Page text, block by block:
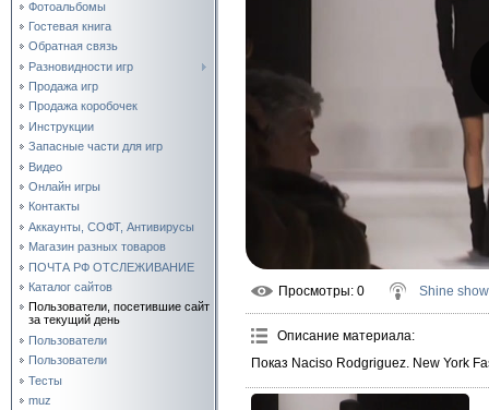
Фотоальбомы
Гостевая книга
Обратная связь
Разновидности игр
Продажа игр
Продажа коробочек
Инструкции
Запасные части для игр
Видео
Онлайн игры
Контакты
Аккаунты, СОФТ, Антивирусы
Магазин разных товаров
ПОЧТА РФ ОТСЛЕЖИВАНИЕ
Каталог сайтов
Пользователи, посетившие сайт
за текущий день
Пользователи
Пользователи
Тесты
muz
Просмотры: 0 Shine show
Описание материала:
Показ Naciso Rodgriguez. New York